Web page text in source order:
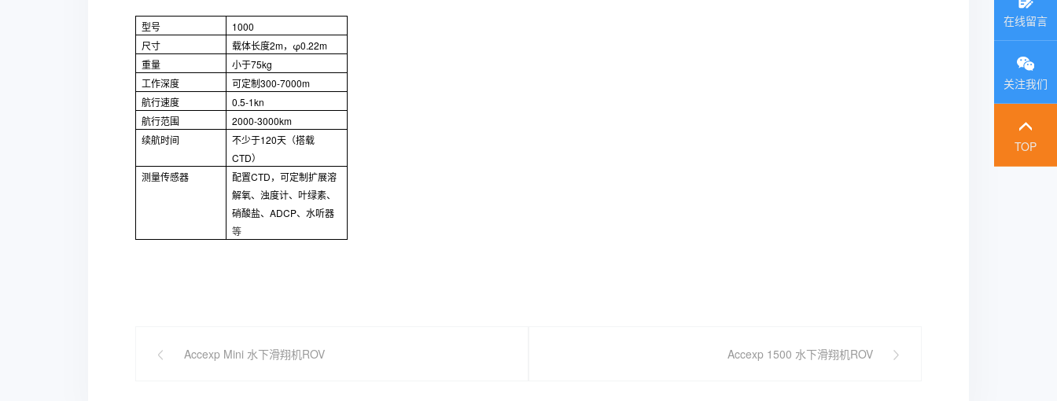
型号
1000
尺寸
载体长度2m，φ0.22m
重量
小于75kg
工作深度
可定制300-7000m
航行速度
0.5-1kn
航行范围
2000-3000km
续航时间
不少于120天（搭载
CTD）
测量传感器
配置CTD，可定制扩展溶
解氧、浊度计、叶绿素、
硝酸盐、ADCP、水听器
等
Accexp Mini 水下滑翔机ROV Accexp 1500 水下滑翔机ROV
在线留言
关注我们
TOP